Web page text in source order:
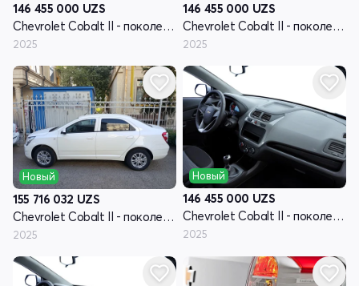
146 455 000 UZS
Chevrolet Cobalt II - поколение рестайлинг
2025
146 455 000 UZS
Chevrolet Cobalt II - поколение рестайлинг
2025
Новый
155 716 032 UZS
Chevrolet Cobalt II - поколение рестайлинг
2025
Новый
146 455 000 UZS
Chevrolet Cobalt II - поколение рестайлинг
2025